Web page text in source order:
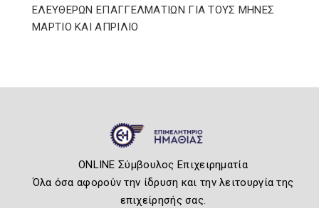
ΕΛΕΥΘΕΡΩΝ ΕΠΑΓΓΕΛΜΑΤΙΩΝ ΓΙΑ ΤΟΥΣ ΜΗΝΕΣ
ΜΑΡΤΙΟ ΚΑΙ ΑΠΡΙΛΙΟ
ONLINE Σύμβουλος Επιχειρηματία
Όλα όσα αφορούν την ίδρυση και την λειτουργία της
επιχείρησής σας.